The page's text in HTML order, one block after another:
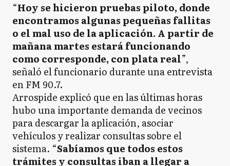
“Hoy se hicieron pruebas piloto, donde
encontramos algunas pequeñas fallitas
o el mal uso de la aplicación. A partir de
mañana martes estará funcionando
como corresponde, con plata real”,
señaló el funcionario durante una entrevista
en FM 90.7.
Arrospide explicó que en las últimas horas
hubo una importante demanda de vecinos
para descargar la aplicación, asociar
vehículos y realizar consultas sobre el
sistema. “Sabíamos que todos estos
trámites y consultas iban a llegar a